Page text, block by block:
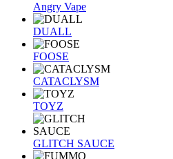
Angry Vape
DUALL
FOOSE
CATACLYSM
TOYZ
GLITCH SAUCE